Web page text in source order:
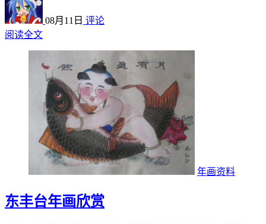
08月11日 评论
阅读全文
年画资料
东丰台年画欣赏